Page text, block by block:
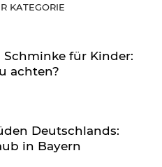
KATEGORIE
für Kinder:
achten?
Deutschlands:
in Bayern